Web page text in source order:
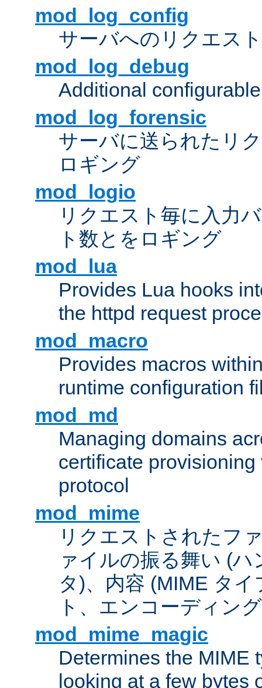
mod_log_config
サーバへのリクエス
mod_log_debug
Additional
mod_log_forensic
サーバに送られたリ
ロギング
mod_logio
リクエスト毎に入力
ト数とをロギング
mod_lua
Provides Lua hooks
the httpd request
mod_macro
Provides macros
runtime configuration
mod_md
Managing domains
certificate provisioning
protocol
mod_mime
リクエストされたフ
ァイルの振る舞い (
タ)、内容 (MIME タ
ト、エンコーディン
mod_mime_magic
Determines the MIME
looking at a few bytes